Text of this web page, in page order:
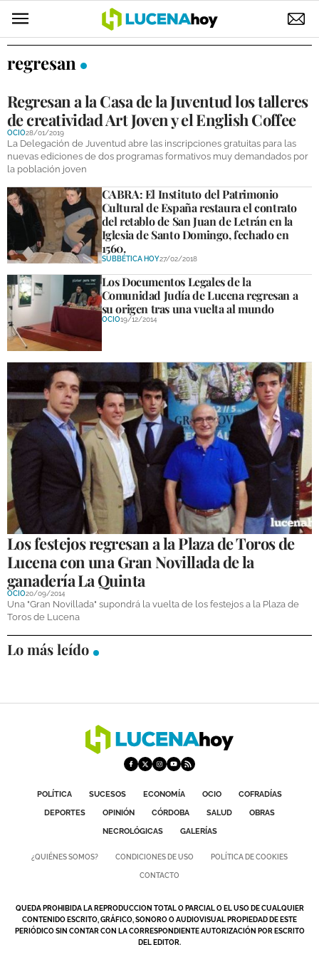
ELECCIONES
SUCESOS
ECONOMÍA
DESARROLLO LOCAL
LUCENA EMPRESAS
OCIO
COFRADÍAS
DEPORTES
COMPETICIONES
DEPORTE BASE
OPINIÓN
VENTANA CIUDADANA
CÓRDOBA
PROVINCIA
SUBBÉTICA HOY
SALUD
OBRAS
NECROLÓGICAS
regresan
Regresan a la Casa de la Juventud los talleres
de creatividad Art Joven y el English Coffee
OCIO28/01/2019
La Delegación de Juventud abre las inscripciones gratuitas para las
nuevas ediciones de dos programas formativos muy demandados por
la población joven
CABRA: El Instituto del Patrimonio
Cultural de España restaura el contrato
del retablo de San Juan de Letrán en la
Iglesia de Santo Domingo, fechado en
1560.
SUBBÉTICA HOY27/02/2018
Los Documentos Legales de la
Comunidad Judía de Lucena regresan a
su origen tras una vuelta al mundo
OCIO19/12/2014
Los festejos regresan a la Plaza de Toros de
Lucena con una Gran Novillada de la
ganadería La Quinta
OCIO20/09/2014
Una "Gran Novillada" supondrá la vuelta de los festejos a la Plaza de
Toros de Lucena
Lo más leído
POLÍTICA SUCESOS ECONOMÍA OCIO
COFRADÍAS
DEPORTES
OPINIÓN CÓRDOBA SALUD
OBRAS
NECROLÓGICAS
GALERÍAS
¿QUIÉNES SOMOS? CONDICIONES DE USO POLÍTICA DE COOKIES
CONTACTO
QUEDA PROHIBIDA LA REPRODUCCION TOTAL O PARCIAL O EL USO DE CUALQUIER
CONTENIDO ESCRITO, GRÁFICO, SONORO O AUDIOVISUAL PROPIEDAD DE ESTE
PERIÓDICO SIN CONTAR CON LA CORRESPONDIENTE AUTORIZACIÓN POR ESCRITO
DEL EDITOR.